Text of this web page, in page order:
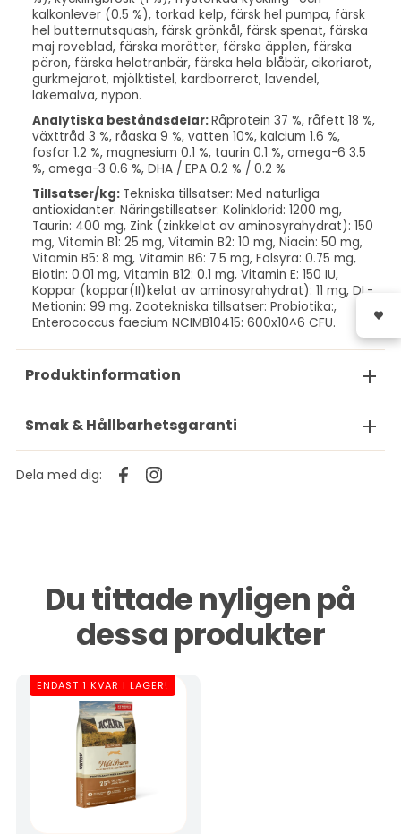
kalkonlever (0.5 %), torkad kelp, färsk hel pumpa, färsk
hel butternutsquash, färsk grönkål, färsk spenat, färska
maj roveblad, färska morötter, färska äpplen, färska
päron, färska helatranbär, färska hela blåbär, cikoriarot,
gurkmejarot, mjölktistel, kardborrerot, lavendel,
läkemalva, nypon.
Analytiska beståndsdelar:Råprotein 37 %, råfett 18 %,
växttråd 3 %, råaska 9 %, vatten 10%, kalcium 1.6 %,
fosfor 1.2 %, magnesium 0.1 %, taurin 0.1 %, omega-6 3.5
%, omega-3 0.6 %, DHA / EPA 0.2 % / 0.2 %
Tillsatser/kg: Tekniska tillsatser: Med naturliga
antioxidanter. Näringstillsatser: Kolinklorid: 1200 mg,
Taurin: 400 mg, Zink (zinkkelat av aminosyrahydrat): 150
mg, Vitamin B1: 25 mg, Vitamin B2: 10 mg, Niacin: 50 mg,
Vitamin B5: 8 mg, Vitamin B6: 7.5 mg, Folsyra: 0.75 mg,
Biotin: 0.01 mg, Vitamin B12: 0.1 mg, Vitamin E: 150 IU,
Koppar (koppar(II)kelat av aminosyrahydrat): 11 mg, DL-
Metionin: 99 mg. Zootekniska tillsatser: Probiotika:,
Enterococcus faecium NCIMB10415: 600x10^6 CFU.
Produktinformation
Smak & Hållbarhetsgaranti
Dela med dig:
Du tittade nyligen på
dessa produkter
ENDAST 1 KVAR I LAGER!